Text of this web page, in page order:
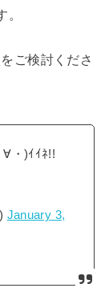
ご検討くださ
∀・)ｲｲﾈ!!
January 3,